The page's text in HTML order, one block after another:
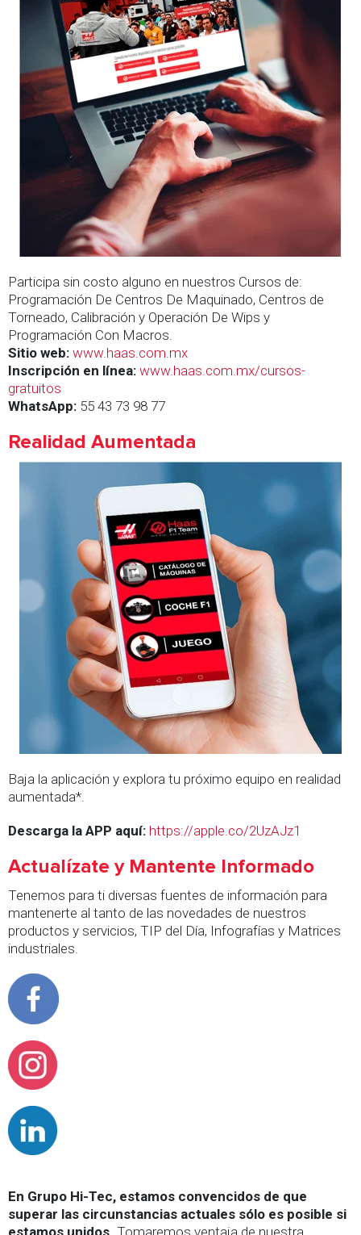
Participa sin costo alguno en nuestros Cursos de:
Programación De Centros De Maquinado, Centros de
Torneado, Calibración y Operación De Wips y
Programación Con Macros.
Sitio web: www.haas.com.mx
Inscripción en línea: www.haas.com.mx/cursos-
gratuitos
WhatsApp: 55 43 73 98 77
Realidad Aumentada
Baja la aplicación y explora tu próximo equipo en realidad
aumentada*.
Descarga la APP aquí: https://apple.co/2UzAJz1
Actualízate y Mantente Informado
Tenemos para ti diversas fuentes de información para
mantenerte al tanto de las novedades de nuestros
productos y servicios, TIP del Día, Infografías y Matrices
industriales.
En Grupo Hi-Tec, estamos convencidos de que
superar las circunstancias actuales sólo es posible si
estamos unidos. Tomaremos ventaja de nuestra